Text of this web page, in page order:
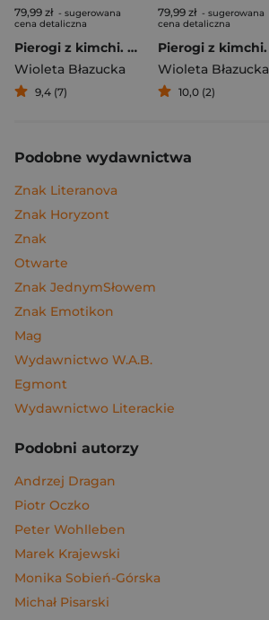
79,99 zł - sugerowana
cena detaliczna
Pierogi z kimchi. Moje ulubione azjatyckie przepisy
Wioleta Błazucka
9,4 (7)
79,99 zł - sugerowana
cena detaliczna
Wioleta Błazucka
10,0 (2)
Podobne wydawnictwa
Znak Literanova
Znak Horyzont
Znak
Otwarte
Znak JednymSłowem
Znak Emotikon
Mag
Wydawnictwo W.A.B.
Egmont
Wydawnictwo Literackie
Podobni autorzy
Andrzej Dragan
Piotr Oczko
Peter Wohlleben
Marek Krajewski
Monika Sobień-Górska
Michał Pisarski